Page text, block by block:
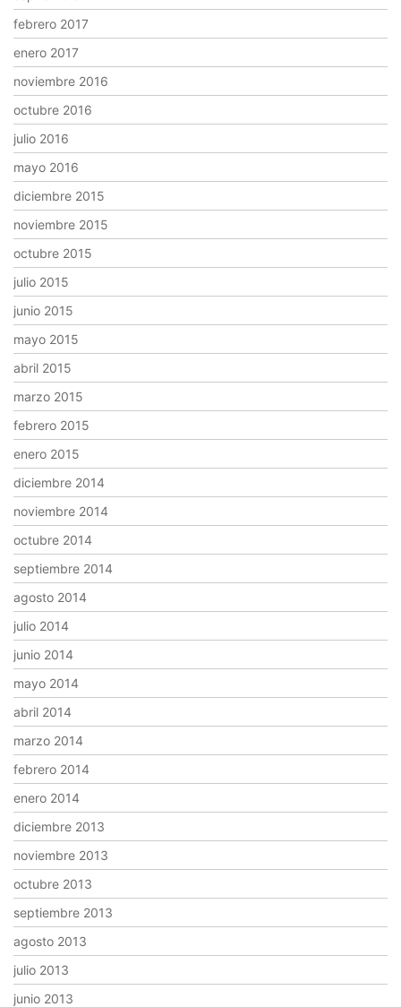
febrero 2017
enero 2017
noviembre 2016
octubre 2016
julio 2016
mayo 2016
diciembre 2015
noviembre 2015
octubre 2015
julio 2015
junio 2015
mayo 2015
abril 2015
marzo 2015
febrero 2015
enero 2015
diciembre 2014
noviembre 2014
octubre 2014
septiembre 2014
agosto 2014
julio 2014
junio 2014
mayo 2014
abril 2014
marzo 2014
febrero 2014
enero 2014
diciembre 2013
noviembre 2013
octubre 2013
septiembre 2013
agosto 2013
julio 2013
junio 2013